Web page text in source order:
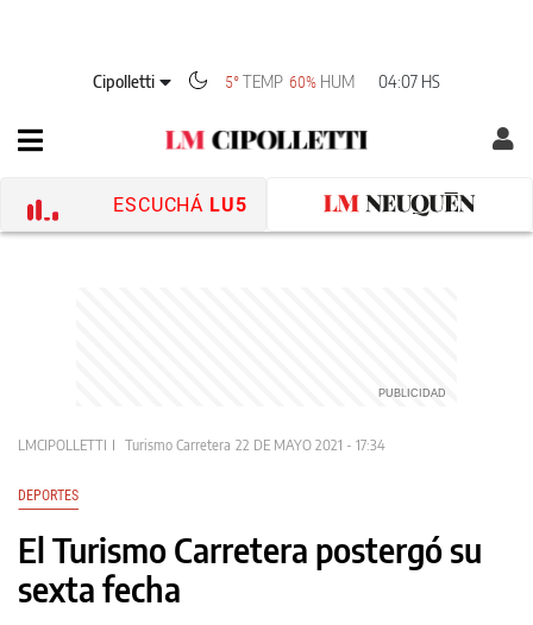
Cipolletti 5°TEMP 60% HUM 04:07 HS
ESCUCHÁ LU5
LMCIPOLLETTI Turismo Carretera 22 DE MAYO 2021 - 17:34
DEPORTES
El Turismo Carretera postergó su
sexta fecha